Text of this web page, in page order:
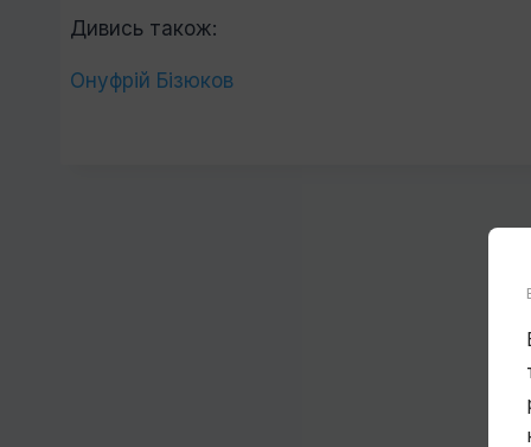
Дивись також:
Онуфрій Бізюков